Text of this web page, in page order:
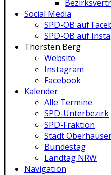
Social Media
SPD-OB auf
SPD-OB auf
Thorsten Berg
Website
Instagram
Facebook
Kalender
Alle Termine
SPD-Unterbezirk
SPD-Fraktion
Stadt
Bundestag
Landtag NRW
Navigation